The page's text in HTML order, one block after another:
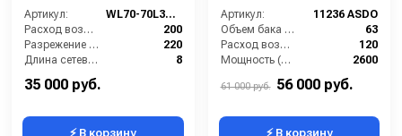
мотора)
Артикул:
WL70-70L3B INOX
Расход воздуха (л/сек):
200
Разрежение / сила всасывания (мбар):
220
Длина сетевого шнура (м):
8
35 000 руб.
⚡ В корзину
Артикул:
11236 ASDO
Объем бака (л):
63
Расход воздуха (л/сек):
120
Мощность (Вт):
2600
61 000 руб. 56 000 руб.
⚡ В корзину